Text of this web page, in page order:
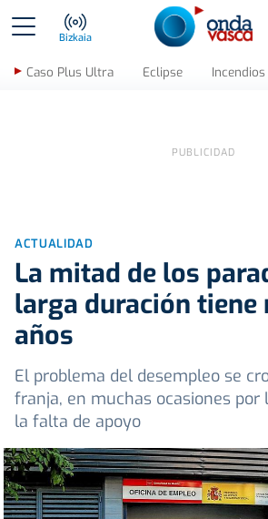
Bizkaia
Caso Plus Ultra Eclipse Incendios
ACTUALIDAD
La mitad de los
larga duración tiene
años
El problema del desempleo se
franja, en muchas ocasiones por
la falta de apoyo